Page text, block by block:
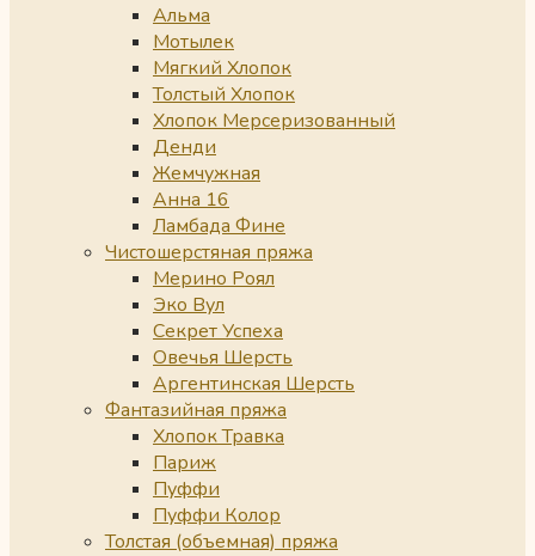
Альма
Мотылек
Мягкий Хлопок
Толстый Хлопок
Хлопок Мерсеризованный
Денди
Жемчужная
Анна 16
Ламбада Фине
Чистошерстяная пряжа
Мерино Роял
Эко Вул
Секрет Успеха
Овечья Шерсть
Аргентинская Шерсть
Фантазийная пряжа
Хлопок Травка
Париж
Пуффи
Пуффи Колор
Толстая (объемная) пряжа